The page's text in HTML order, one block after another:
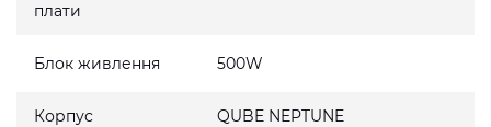
плати
Блок живлення 500W
Корпус QUBE NEPTUNE